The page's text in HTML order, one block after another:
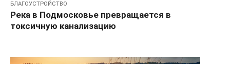
БЛАГОУСТРОЙСТВО
Река в Подмосковье превращается в
токсичную канализацию